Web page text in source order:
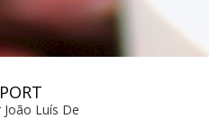
Luís De